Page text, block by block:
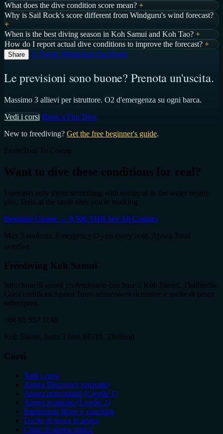
What does the dive condition score mean? +
Why is Sail Rock's score different from Windguru's wind forecast?
+
When is the best diving season in Koh Samui and Koh Tao? +
How do I report actual dive conditions to improve the forecast? +
Share 𝕏 Tweet WhatsApp Facebook
Le previsioni sono buone? Prenota un'uscita.
Massimo 3 allievi per istruttore. O2 d'emergenza su ogni barca.
Vedi i corsi Book a Fun Dive
New to freediving? Get the free beginner's guide.
From Tool To Course
Want to dive these conditions for real?
Forecasts only mean something with someone in the water beside
you. Train at the same sites you're tracking.
Beginner Course — 9,500 THB See All Courses
Max 3 students. Emergency O
on every boat. Apnea Total
certified.
Freediving Koh Samui
Istruzione di apnea professionale con base a Koh Samui, Thailandia.
Corsi certificati Apnea Total, immersioni ricreative e uscite di pesca
subacquea.
+66 65 557 1148
Koh Samui, Surat Thani 84310, Thailand
Corsi
Tutti i corsi
Apnea Discovery (provala)
Apnea principianti (Livello 1)
Apnea avanzato (Livello 2)
Immersioni libere e coaching
Uscite di pesca in apnea
Clinic di apnea statica